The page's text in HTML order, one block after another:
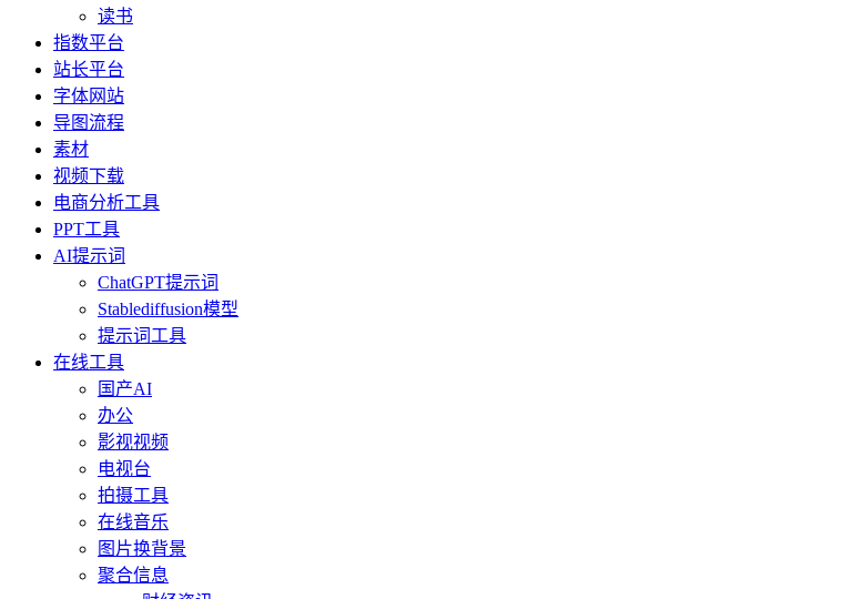
读书
指数平台
站长平台
字体网站
导图流程
素材
视频下载
电商分析工具
PPT工具
AI提示词
ChatGPT提示词
Stablediffusion模型
提示词工具
在线工具
国产AI
办公
影视视频
电视台
拍摄工具
在线音乐
图片换背景
聚合信息